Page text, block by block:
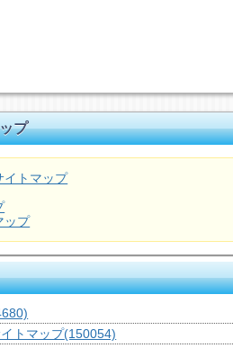
プ
イトマップ
ップ
トマップ(150054)